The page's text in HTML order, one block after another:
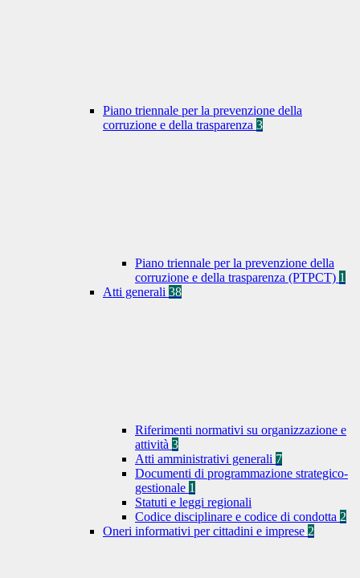
Piano triennale per la prevenzione della
corruzione e della trasparenza 3
Piano triennale per la prevenzione della
corruzione e della trasparenza (PTPCT) 1
Atti generali 38
Riferimenti normativi su organizzazione e
attività 3
Atti amministrativi generali 7
Documenti di programmazione strategico-
gestionale 1
Statuti e leggi regionali
Codice disciplinare e codice di condotta 2
Oneri informativi per cittadini e imprese 2